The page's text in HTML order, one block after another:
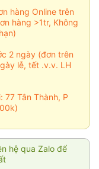
hàng Online trên
hàng >1tr, Không
2 ngày (đơn trên
lễ, tết .v.v. LH
77 Tân Thành, P
hệ qua Zalo để